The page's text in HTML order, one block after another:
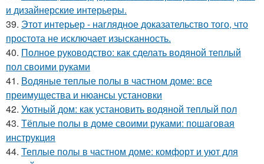
и дизайнерские интерьеры.
39. Этот интерьер - наглядное доказательство того, что
простота не исключает изысканность.
40. Полное руководство: как сделать водяной теплый
пол своими руками
41. Водяные теплые полы в частном доме: все
преимущества и нюансы установки
42. Уютный дом: как установить водяной теплый пол
43. Тёплые полы в доме своими руками: пошаговая
инструкция
44. Теплые полы в частном доме: комфорт и уют для